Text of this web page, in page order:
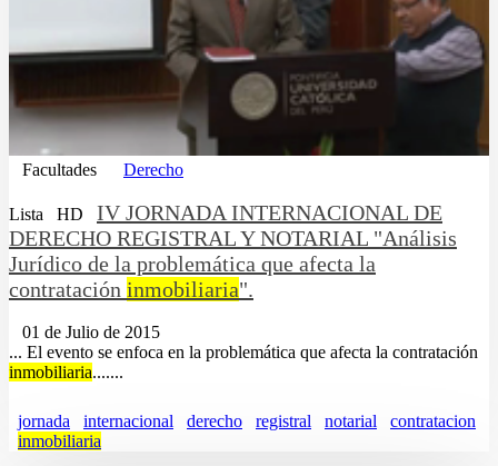
Facultades Derecho
Lista HD
IV JORNADA INTERNACIONAL DE
DERECHO REGISTRAL Y NOTARIAL "Análisis
Jurídico de la problemática que afecta la
contratación inmobiliaria".
01 de Julio de 2015
... El evento se enfoca en la problemática que afecta la contratación
inmobiliaria.......
jornada internacional derecho registral notarial
contratacion
inmobiliaria